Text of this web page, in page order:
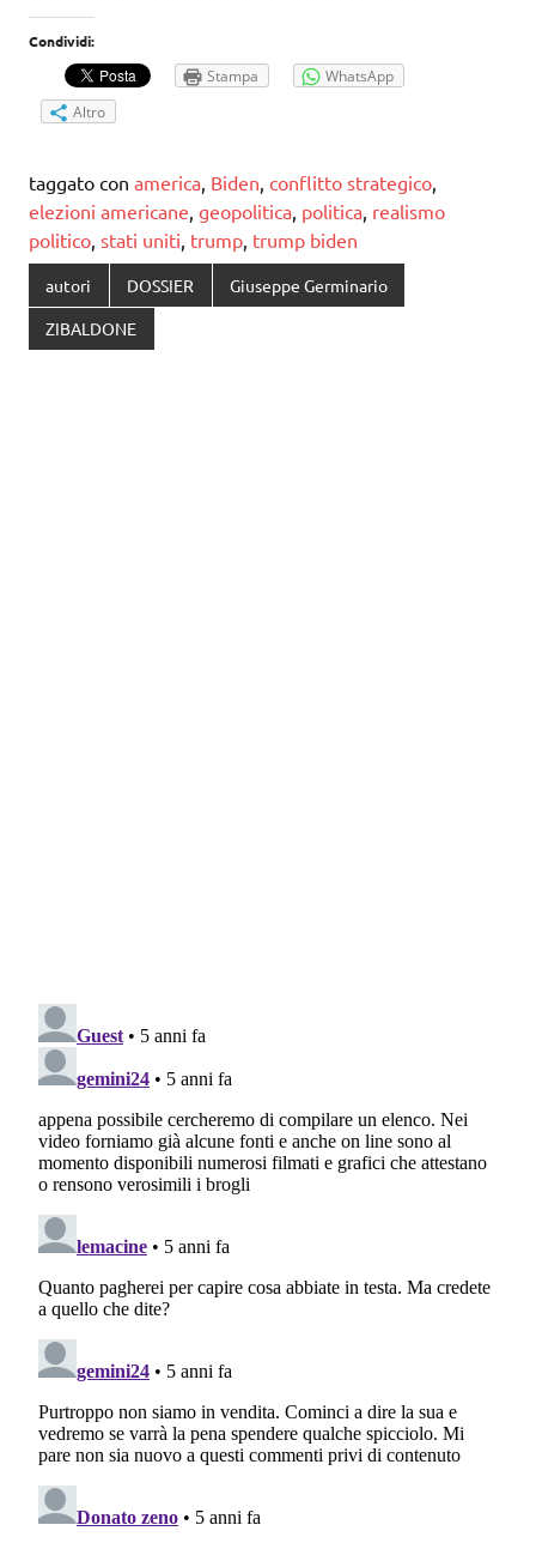
Condividi:
Stampa
WhatsApp
Altro
taggato con america, Biden, conflitto strategico,
elezioni americane, geopolitica, politica, realismo
politico, stati uniti, trump, trump biden
autori DOSSIER Giuseppe Germinario
ZIBALDONE